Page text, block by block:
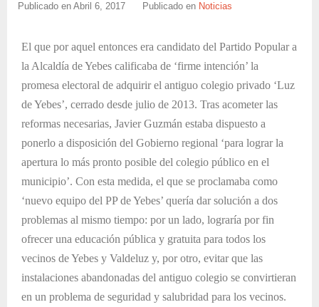
Publicado en Abril 6, 2017 Publicado en Noticias
El que por aquel entonces era candidato del Partido Popular a
la Alcaldía de Yebes calificaba de ‘firme intención’ la
promesa electoral de adquirir el antiguo colegio privado ‘Luz
de Yebes’, cerrado desde julio de 2013. Tras acometer las
reformas necesarias, Javier Guzmán estaba dispuesto a
ponerlo a disposición del Gobierno regional ‘para lograr la
apertura lo más pronto posible del colegio público en el
municipio’. Con esta medida, el que se proclamaba como
‘nuevo equipo del PP de Yebes’ quería dar solución a dos
problemas al mismo tiempo: por un lado, lograría por fin
ofrecer una educación pública y gratuita para todos los
vecinos de Yebes y Valdeluz y, por otro, evitar que las
instalaciones abandonadas del antiguo colegio se convirtieran
en un problema de seguridad y salubridad para los vecinos.